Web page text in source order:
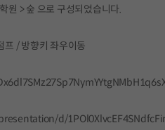
원 > 숲 으로 구성되었습니다.
프 / 방향키 좌우이동
d/